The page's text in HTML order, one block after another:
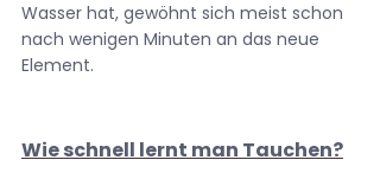
Wasser hat, gewöhnt sich meist schon
nach wenigen Minuten an das neue
Element.
Wie schnell lernt man Tauchen?